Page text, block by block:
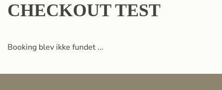
CHECKOUT TEST
Booking blev ikke fundet ...